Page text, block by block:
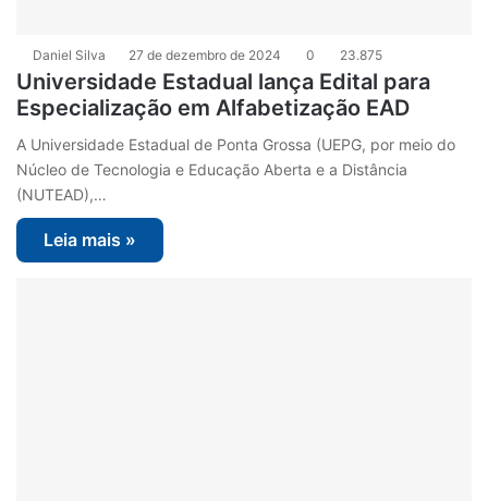
Daniel Silva 27 de dezembro de 2024 0 23.875
Universidade Estadual lança Edital para
Especialização em Alfabetização EAD
A Universidade Estadual de Ponta Grossa (UEPG, por meio do
Núcleo de Tecnologia e Educação Aberta e a Distância
(NUTEAD),…
Leia mais »